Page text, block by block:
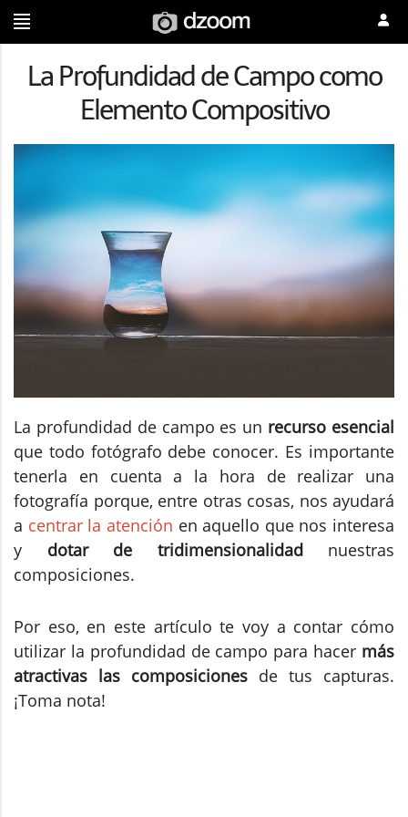
La Profundidad de Campo como
Elemento Compositivo
La profundidad de campo es un recurso esencial
que todo fotógrafo debe conocer. Es importante
tenerla en cuenta a la hora de realizar una
fotografía porque, entre otras cosas, nos ayudará
a centrar la atención en aquello que nos interesa
y dotar de tridimensionalidadnuestras
composiciones.
Por eso, en este artículo te voy a contar cómo
utilizar la profundidad de campo para hacer más
atractivas las composiciones de tus capturas.
¡Toma nota!